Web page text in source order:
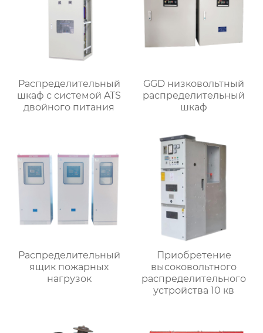
Распределительный
шкаф с системой ATS
двойного питания
GGD низковольтный
распределительный
шкаф
Распределительный
ящик пожарных
нагрузок
Приобретение
высоковольтного
распределительного
устройства 10 кв